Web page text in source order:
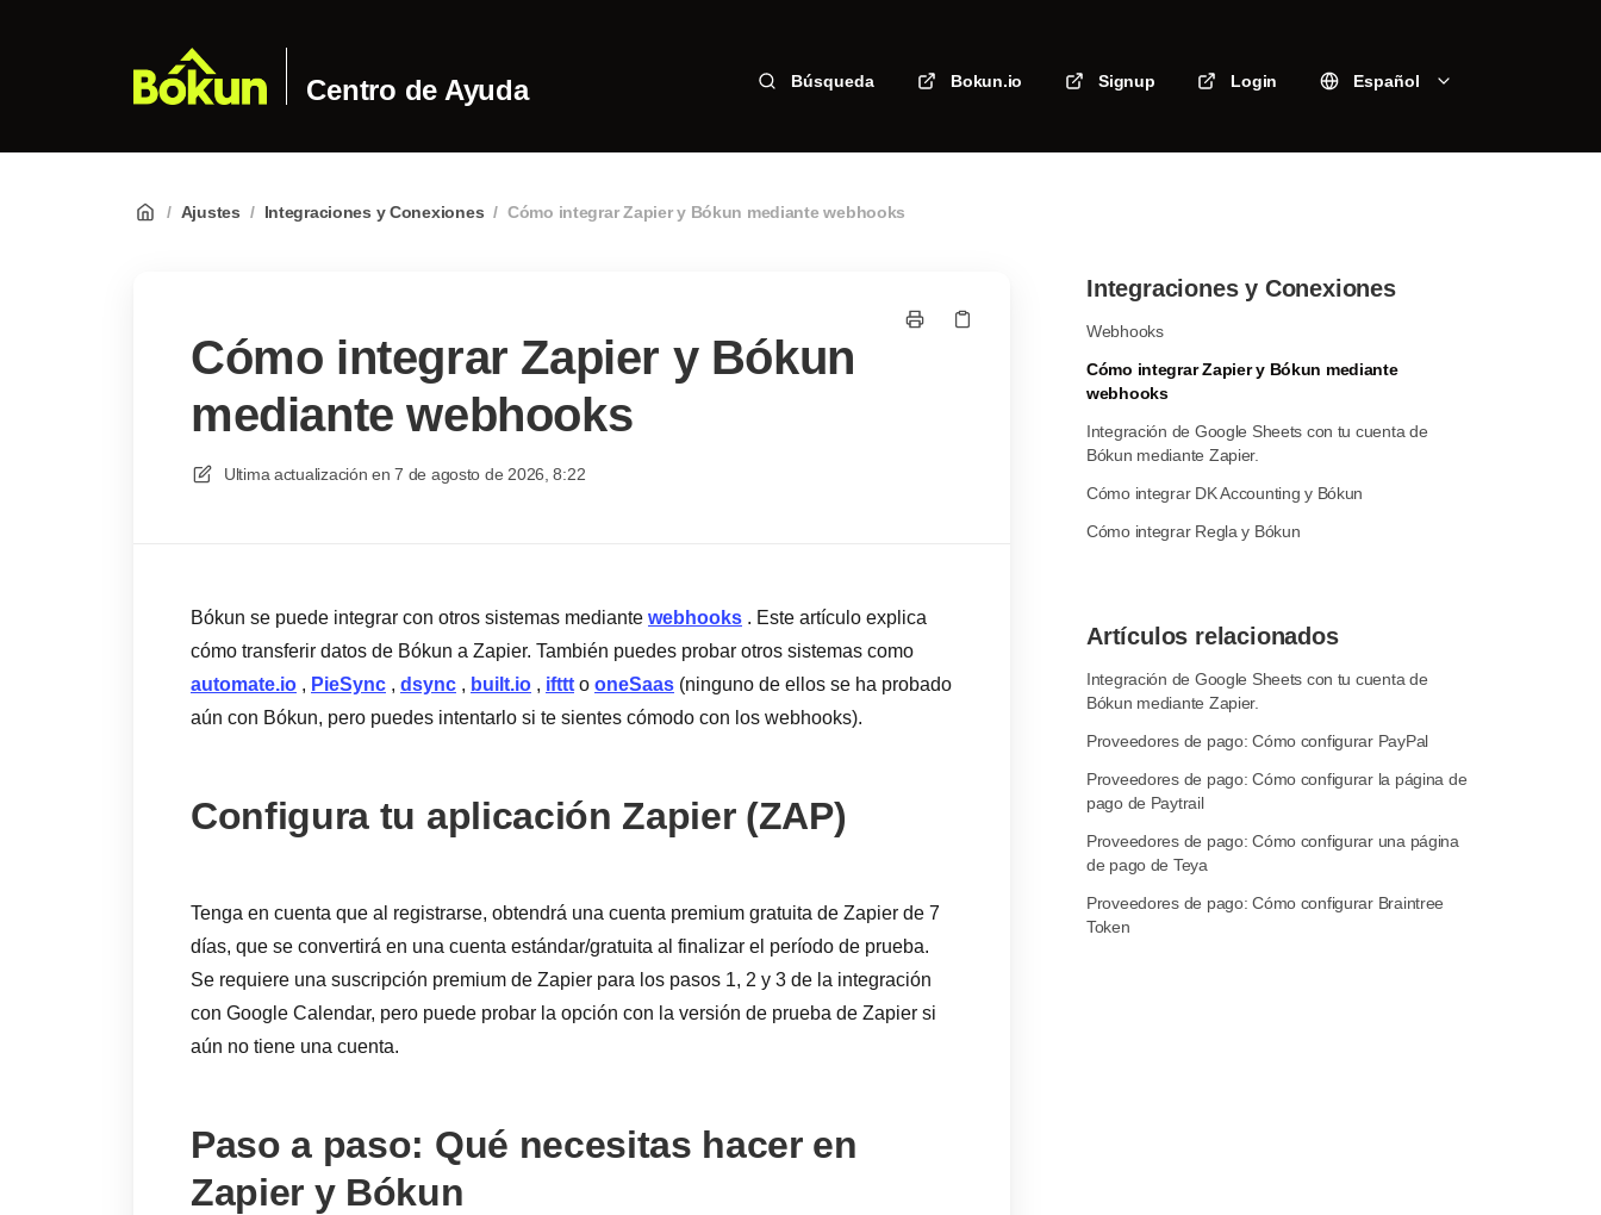
Centro de Ayuda Búsqueda Bokun.io Signup Login Español
/ Ajustes / Integraciones y Conexiones / Cómo integrar Zapier y Bókun mediante webhooks
Cómo integrar Zapier y Bókun
mediante webhooks
Ultima actualización en 7 de agosto de 2026, 8:22
Bókun se puede integrar con otros sistemas mediante webhooks . Este artículo explica
cómo transferir datos de Bókun a Zapier. También puedes probar otros sistemas como
automate.io , PieSync , dsync , built.io , ifttt o oneSaas (ninguno de ellos se ha probado
aún con Bókun, pero puedes intentarlo si te sientes cómodo con los webhooks).
Configura tu aplicación Zapier (ZAP)
Tenga en cuenta que al registrarse, obtendrá una cuenta premium gratuita de Zapier de 7
días, que se convertirá en una cuenta estándar/gratuita al finalizar el período de prueba.
Se requiere una suscripción premium de Zapier para los pasos 1, 2 y 3 de la integración
con Google Calendar, pero puede probar la opción con la versión de prueba de Zapier si
aún no tiene una cuenta.
Paso a paso: Qué necesitas hacer en
Zapier y Bókun
Integraciones y Conexiones
Webhooks
Cómo integrar Zapier y Bókun mediante
webhooks
Integración de Google Sheets con tu cuenta de
Bókun mediante Zapier.
Cómo integrar DK Accounting y Bókun
Cómo integrar Regla y Bókun
Artículos relacionados
Integración de Google Sheets con tu cuenta de
Bókun mediante Zapier.
Proveedores de pago: Cómo configurar PayPal
Proveedores de pago: Cómo configurar la página de
pago de Paytrail
Proveedores de pago: Cómo configurar una página
de pago de Teya
Proveedores de pago: Cómo configurar Braintree
Token